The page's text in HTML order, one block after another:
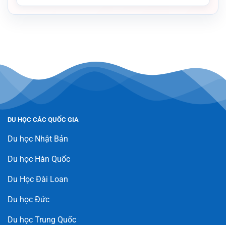
DU HỌC CÁC QUỐC GIA
Du học Nhật Bản
Du học Hàn Quốc
Du Học Đài Loan
Du học Đức
Du học Trung Quốc